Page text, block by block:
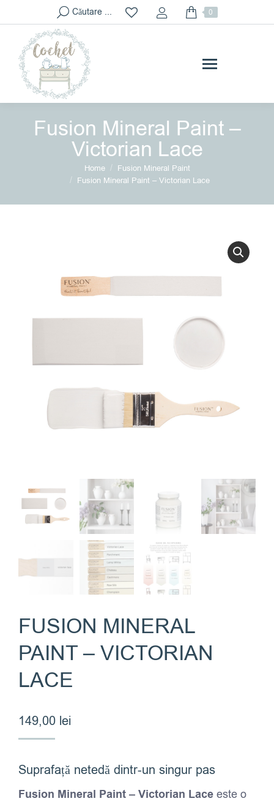
Search:Căutare ... 0
Fusion Mineral Paint –
Victorian Lace
Home
Fusion Mineral Paint
Fusion Mineral Paint – Victorian Lace
FUSION MINERAL
PAINT – VICTORIAN
LACE
149,00 lei
Suprafață netedă dintr-un singur pas
Fusion Mineral Paint – Victorian Lace este o